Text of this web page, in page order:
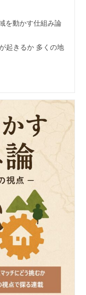
を動かす仕組み論
起きるか 多くの地